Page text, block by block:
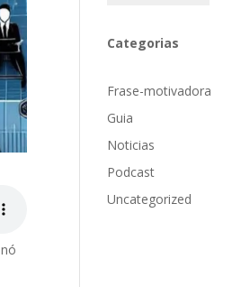
Categorias
Frase-motivadora
Guia
Noticias
Podcast
Uncategorized